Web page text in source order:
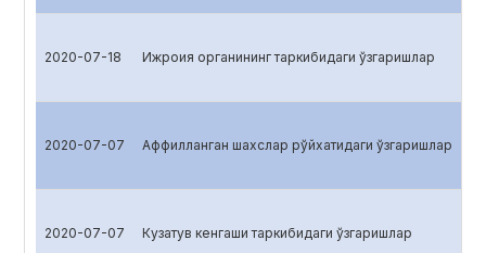
2020-07-18 Ижроия органининг таркибидаги ўзгаришлар
2020-07-07 Аффилланган шахслар рўйхатидаги ўзгаришлар
2020-07-07 Кузатув кенгаши таркибидаги ўзгаришлар